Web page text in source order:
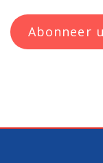
Abonneer